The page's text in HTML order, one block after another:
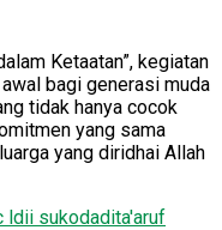
Ketaatan”, kegiatan
bagi generasi muda
tidak hanya cocok
yang sama
yang diridhai Allah
ldii sukodadita'aruf